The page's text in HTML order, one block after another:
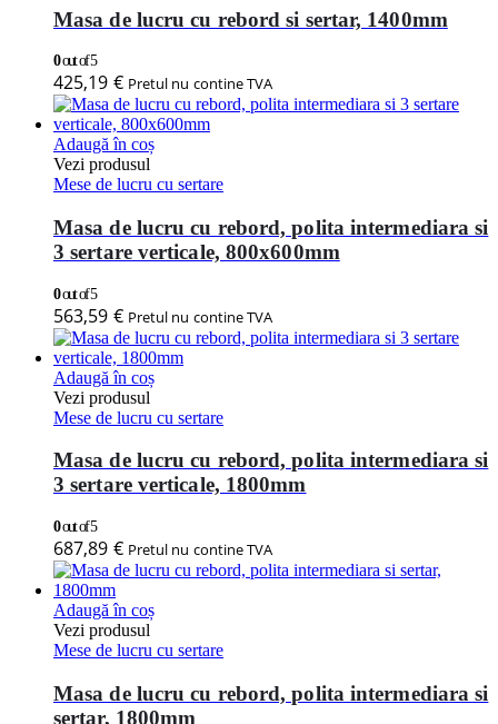
Masa de lucru cu rebord si sertar, 1400mm
0out of 5
425,19 € Pretul nu contine TVA
Adaugă în coș
Vezi produsul
Mese de lucru cu sertare
Masa de lucru cu rebord, polita intermediara si
3 sertare verticale, 800x600mm
0out of 5
563,59 € Pretul nu contine TVA
Adaugă în coș
Vezi produsul
Mese de lucru cu sertare
Masa de lucru cu rebord, polita intermediara si
3 sertare verticale, 1800mm
0out of 5
687,89 € Pretul nu contine TVA
Adaugă în coș
Vezi produsul
Mese de lucru cu sertare
Masa de lucru cu rebord, polita intermediara si
sertar, 1800mm